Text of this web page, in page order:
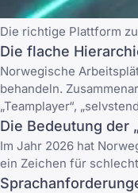
Die richtige Plattform
Die flache
Norwegische
behandeln.
„Teamplayer“,
Die Bedeutung der
Im Jahr 2026 hat
ein Zeichen für